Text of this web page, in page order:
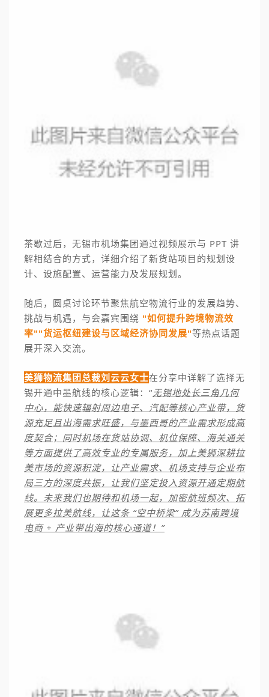
茶歇过后， 无锡市机场集团通过视频展示与 PPT 讲
解相结合的方式，详细介绍了新货站项目的规划设
计、设施配置、运营能力及发展规划。
随后，圆桌讨论环节聚焦航空物流行业的发展趋势、
挑战与机遇，与会嘉宾围绕 "如何提升跨境物流效
率""货运枢纽建设与区域经济协同发展"等热点话题
展开深入交流。
美狮物流集团总裁刘云云女士在分享中详解了选择无
锡开通中墨航线的核心逻辑：“无锡地处长三角几何
中心，能快速辐射周边电子、汽配等核心产业带，货
源充足且出海需求旺盛，与墨西哥的产业需求形成高
度契合；同时机场在货站协调、机位保障、海关通关
等方面提供了高效专业的专属服务，加上美狮深耕拉
美市场的资源积淀，让产业需求、机场支持与企业布
局三方的深度共振，让我们坚定投入资源开通定期航
线。 未来我们也期待和机场一起，加密航班频次、拓
展更多拉美航线，让这条 “空中桥梁” 成为苏南跨境
电商 + 产业带出海的核心通道！ ”